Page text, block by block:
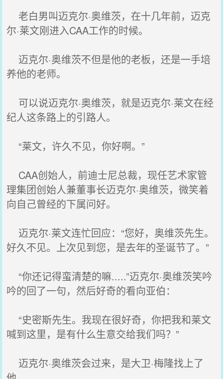
老白男叫迈克尔·奥维茨，在十几年前，迈克
尔·莱文刚进入CAA工作的时候。
迈克尔·奥维茨不但是他的老板，还是一手培
养他的老师。
可以说迈克尔·奥维茨，就是迈克尔·莱文在经
纪人这条路上的引路人。
“莱文，许久不见，你好啊。”
CAA创始人，前迪士尼总裁，现任艺术家管
理集团创始人兼董事长迈克尔·奥维茨，微笑着
向自己曾经的下属问好。
迈克尔·莱文连忙回应：“您好，奥维茨先生。
好久不见。上次见到您，是去年的圣诞节了。”
“你还记得蛮清楚的嘛.....”迈克尔·奥维茨笑吟
吟的回了一句，然后好奇的看向亚伯：
“史密斯先生。我现在很好奇，你把我和莱文
喊到这里，是有什么生意交给我们吗？”
迈克尔·奥维茨会过来，是大卫·梅隆找上了